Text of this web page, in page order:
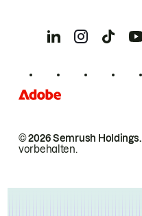
© 2026 Semrush Holdings.
vorbehalten.